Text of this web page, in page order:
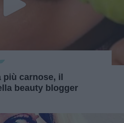
più carnose, il
beauty blogger